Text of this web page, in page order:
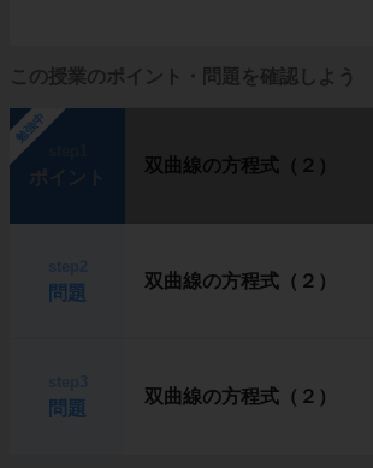
この授業のポイント・問題を確認しよう
勉強中
双曲線の方程式（２）
問題
双曲線の方程式（２）
問題
双曲線の方程式（２）